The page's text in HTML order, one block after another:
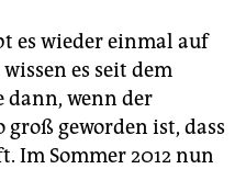
es wieder einmal auf
es seit dem
dann, wenn der
geworden ist, dass
Im Sommer 2012 nun